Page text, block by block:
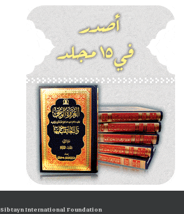
Sibtayn International Foundation